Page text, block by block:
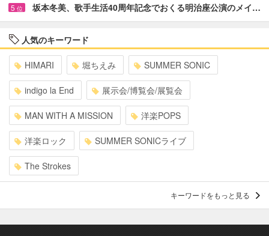
5 位 坂本冬美、歌手生活40周年記念でおくる明治座公演のメイ…
人気のキーワード
HIMARI 堀ちえみ SUMMER SONIC
indigo la End 展示会/博覧会/展覧会
MAN WITH A MISSION 洋楽POPS
洋楽ロック SUMMER SONICライブ
The Strokes
キーワードをもっと見る